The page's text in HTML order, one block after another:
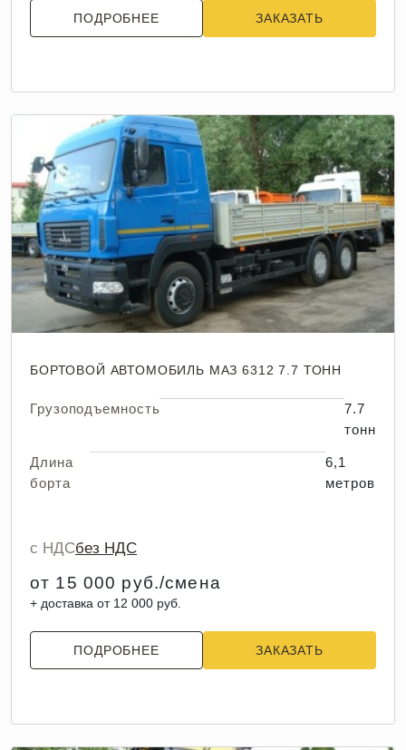
ПОДРОБНЕЕ ЗАКАЗАТЬ
БОРТОВОЙ АВТОМОБИЛЬ МАЗ 6312 7.7 ТОНН
Грузоподъемность
7.7
тонн
Длина
борта
6,1
метров
с НДСбез НДС
от 15 000 руб./смена
+ доставка от 12 000 руб.
ПОДРОБНЕЕ ЗАКАЗАТЬ